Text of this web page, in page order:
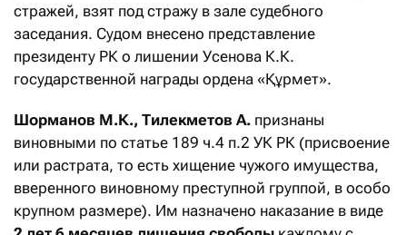
стражей, взят под стражу в зале судебного
заседания. Судом внесено представление
президенту РК о лишении Усенова К.К.
государственной награды ордена «Құрмет».
Шорманов М.К., Тилекметов А. признаны
виновными по статье 189 ч.4 п.2 УК РК (присвоение
или растрата, то есть хищение чужого имущества,
вверенного виновному преступной группой, в особо
крупном размере). Им назначено наказание в виде